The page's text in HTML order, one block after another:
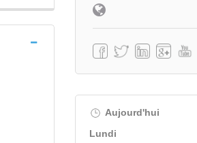
Aujourd'hui
Lundi